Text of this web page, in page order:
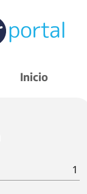
Inicio
1